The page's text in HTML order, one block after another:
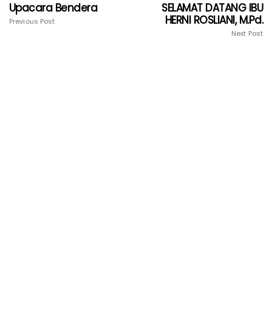
Upacara Bendera
Previous Post
SELAMAT DATANG IBU
HERNI ROSLIANI, M.Pd.
Next Post